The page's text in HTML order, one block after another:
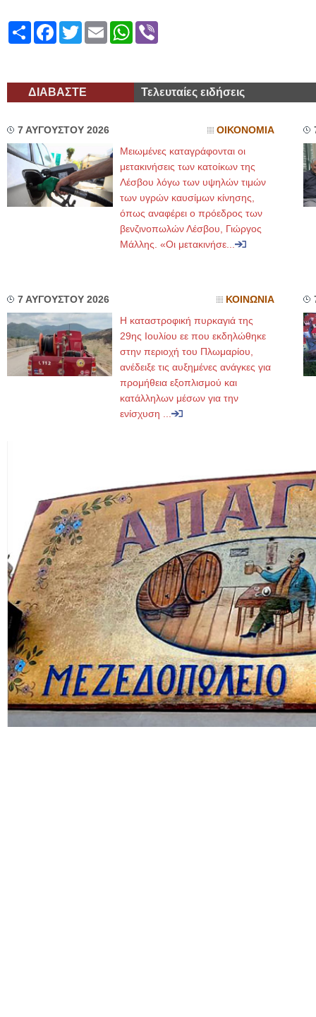
ShareFacebook
TwitterEmailWhatsApp
ΔΙΑΒΑΣΤΕ Τελευταίες ειδήσεις
7 ΑΥΓΟΥΣΤΟΥ 2026 ΟΙΚΟΝΟΜΙΑ
Μειωμένες καταγράφονται οι
μετακινήσεις των κατοίκων της
Λέσβου λόγω των υψηλών τιμών
των υγρών καυσίμων κίνησης,
όπως αναφέρει ο πρόεδρος των
βενζινοπωλών Λέσβου, Γιώργος
Μάλλης. «Οι μετακινήσε...
7 ΑΥΓΟΥΣΤΟΥ 2026 ΚΟΙΝΩΝΙΑ
Η καταστροφική πυρκαγιά της
29ης Ιουλίου εε που εκδηλώθηκε
στην περιοχή του Πλωμαρίου,
ανέδειξε τις αυξημένες ανάγκες για
προμήθεια εξοπλισμού και
κατάλληλων μέσων για την
ενίσχυση ...